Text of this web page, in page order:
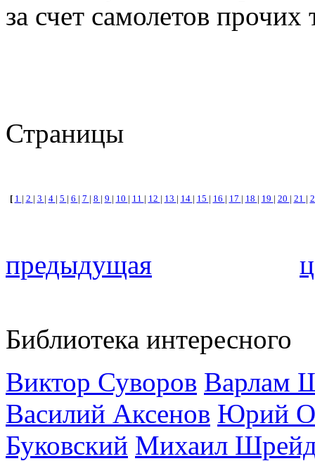
за счет самолетов прочих
Страницы
[ 1 | 2 | 3 | 4 | 5 | 6 | 7 | 8 | 9 | 10 | 11 | 12 | 13 | 14 | 15 | 16 | 17 | 18 | 19 | 20 | 21 |
предыдущая
Библиотека интересного
Виктор Суворов Варлам
Василий Аксенов Юрий
Буковский Михаил